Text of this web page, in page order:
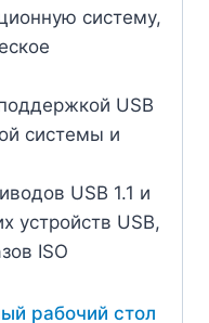
систему,
USB
системы и
USB 1.1 и
устройств USB,
ISO
рабочий стол